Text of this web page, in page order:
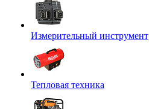
Измерительный инструмент
Тепловая техника